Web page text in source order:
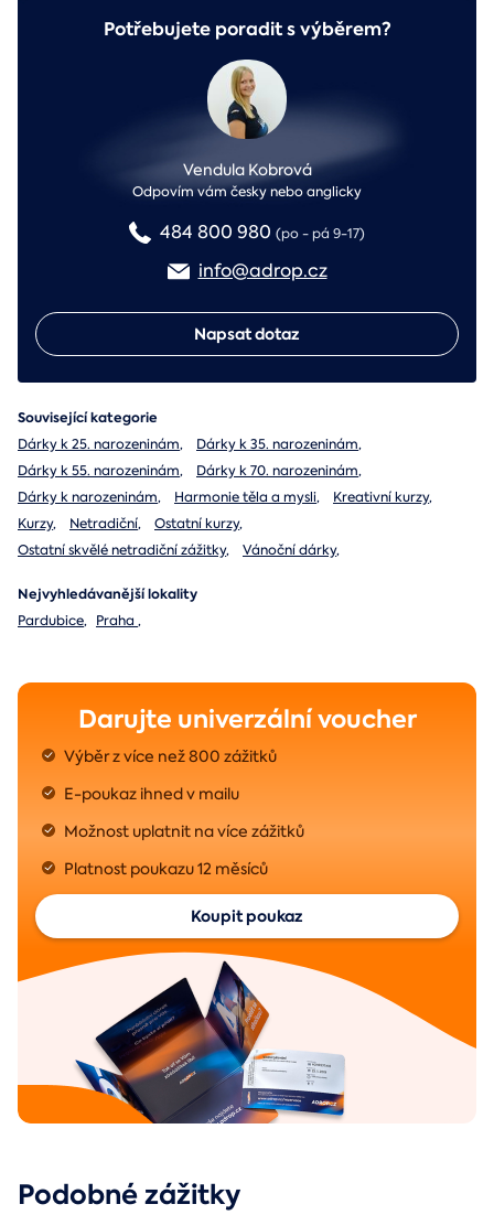
Potřebujete poradit s výběrem?
Vendula Kobrová
Odpovím vám česky nebo anglicky
484 800 980 (po - pá 9-17)
info@adrop.cz
Napsat dotaz
Související kategorie
Dárky k 25. narozeninám, Dárky k 35. narozeninám,
Dárky k 55. narozeninám, Dárky k 70. narozeninám,
Dárky k narozeninám, Harmonie těla a mysli, Kreativní kurzy,
Kurzy, Netradiční, Ostatní kurzy,
Ostatní skvělé netradiční zážitky, Vánoční dárky,
Nejvyhledávanější lokality
Pardubice, Praha ,
Darujte univerzální voucher
Výběr z více než 800 zážitků
E-poukaz ihned v mailu
Možnost uplatnit na více zážitků
Platnost poukazu 12 měsíců
Koupit poukaz
Podobné zážitky